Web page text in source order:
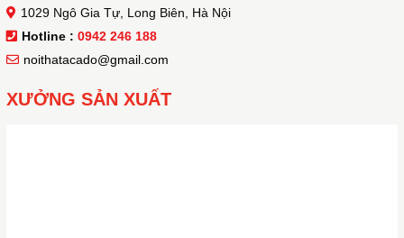
1029 Ngô Gia Tự, Long Biên, Hà Nội
Hotline : 0942 246 188
noithatacado@gmail.com
XƯỞNG SẢN XUẤT